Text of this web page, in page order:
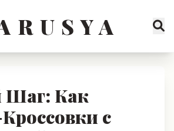
R U S Y A